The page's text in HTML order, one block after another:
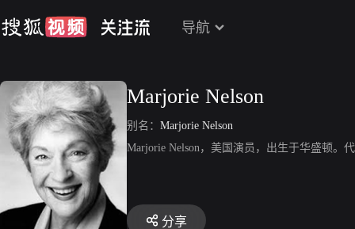
导航
Marjorie Nelson
别名： Marjorie Nelson
Marjorie Nelson，美国演员，出生于华盛顿。
分享